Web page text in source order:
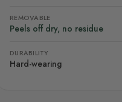
REMOVABLE
Peels off dry, no residue
DURABILITY
Hard-wearing